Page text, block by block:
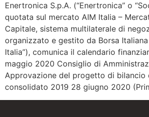
Enertronica S.p.A. (“Enertronica” o
quotata sul mercato AIM Italia –
Capitale, sistema multilaterale di
organizzato e gestito da Borsa Italiana
Italia”), comunica il calendario
maggio 2020 Consiglio di
Approvazione del progetto di bilancio
consolidato 2019 28 giugno 2020